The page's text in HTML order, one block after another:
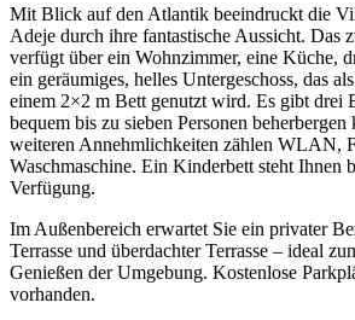
Mit Blick auf den Atlantik beeindruckt die
Adeje durch ihre fantastische Aussicht. Das
verfügt über ein Wohnzimmer, eine Küche,
ein geräumiges, helles Untergeschoss, das
einem 2×2 m Bett genutzt wird. Es gibt drei
bequem bis zu sieben Personen
weiteren Annehmlichkeiten zählen WLAN,
Waschmaschine. Ein Kinderbett steht Ihnen
Verfügung.
Im Außenbereich erwartet Sie ein privater
Terrasse und überdachter Terrasse – ideal
Genießen der Umgebung. Kostenlose
vorhanden.